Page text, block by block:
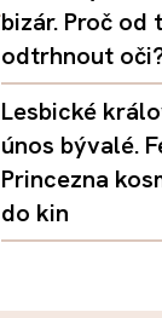
bizár. Proč od
odtrhnout
Lesbické
únos bývalé.
Princezna
do kin